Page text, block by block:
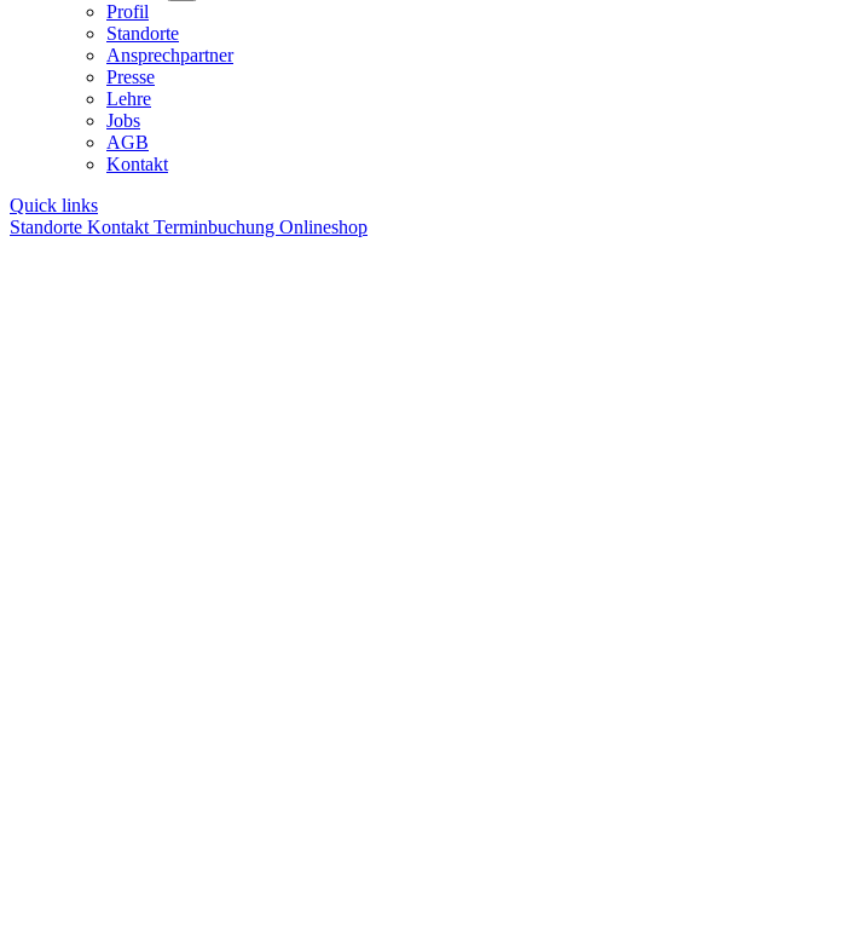
Profil
Standorte
Ansprechpartner
Presse
Lehre
Jobs
AGB
Kontakt
Quick links
Standorte Kontakt Terminbuchung Onlineshop